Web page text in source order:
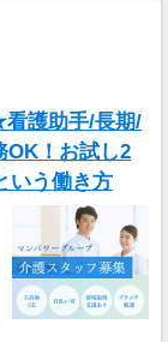
護助手/長期/
OK！お試し2
いう働き方